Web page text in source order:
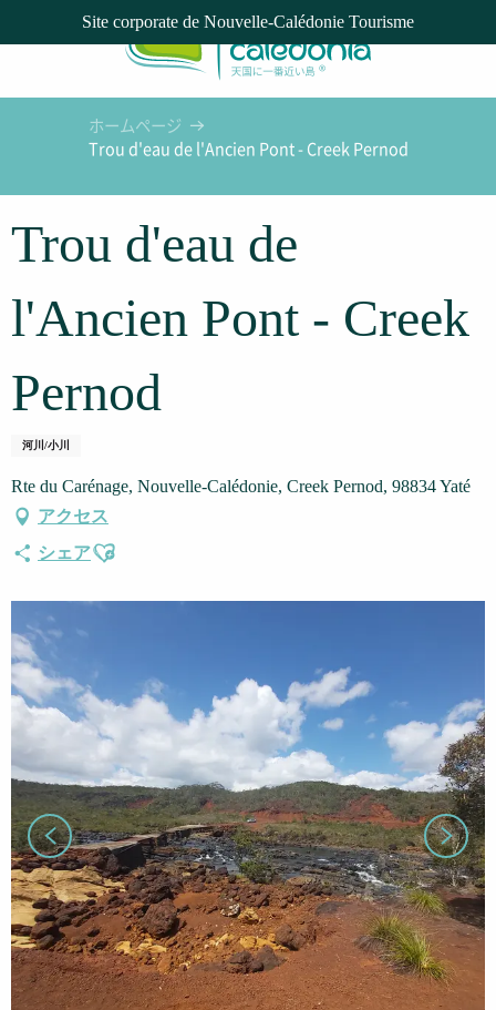
Site corporate de Nouvelle-Calédonie Tourisme
ホームページ
Trou d'eau de l'Ancien Pont - Creek Pernod
Trou d'eau de
l'Ancien Pont - Creek
Pernod
河川/小川
Rte du Carénage, Nouvelle-Calédonie, Creek Pernod, 98834 Yaté
アクセス
シェアAjouter aux favoris